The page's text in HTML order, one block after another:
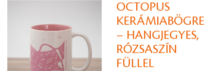
OCTOPUS
KERÁMIABÖGRE
– HANGJEGYES,
RÓZSASZÍN
FÜLLEL